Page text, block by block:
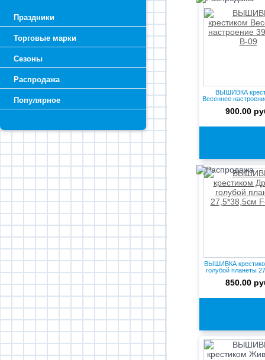
Праздники
Торговые марки
Сезоны
Распродажа
Популярное
ВЫШИВКА
Весеннее
900.00
ВЫШИВКА
голубой планеты
850.00